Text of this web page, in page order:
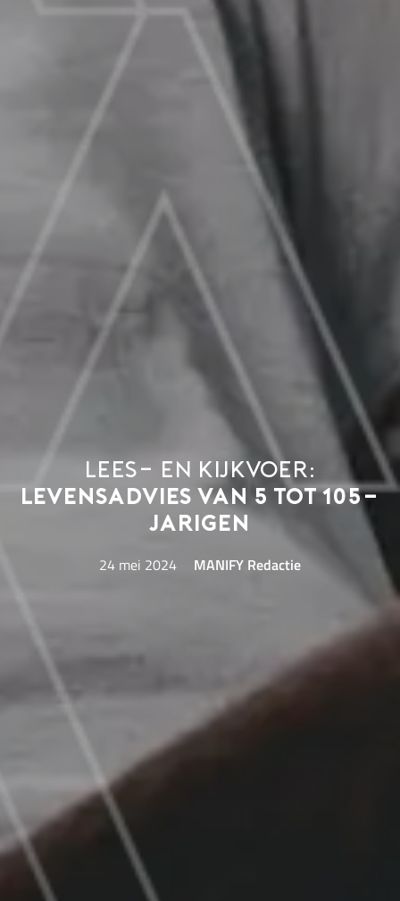
Lees- en kijkvoer:
levensadvies van 5 tot 105-
jarigen
24 mei 2024 MANIFY Redactie